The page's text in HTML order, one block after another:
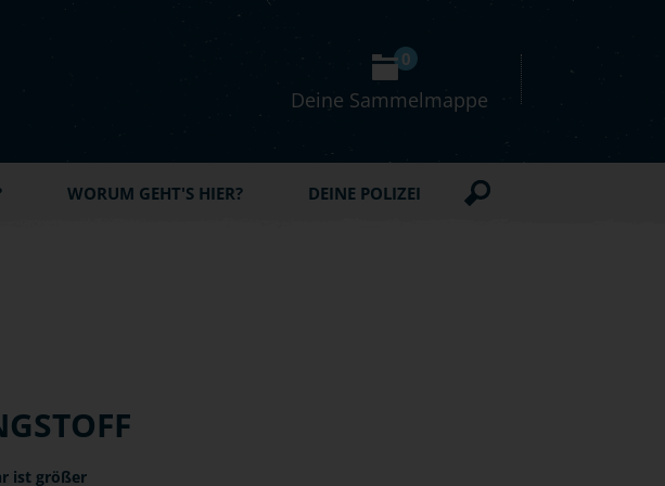
Deine Sammelmappe
0
WORUM GEHT'S HIER? DEINE POLIZEI
ist größer